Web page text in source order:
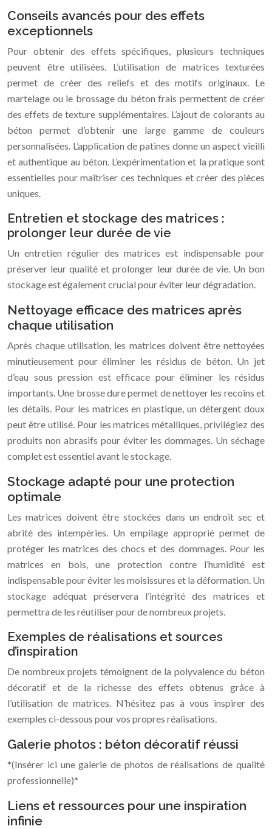
Conseils avancés pour des effets
exceptionnels
Pour obtenir des effets spécifiques, plusieurs techniques
peuvent être utilisées. L’utilisation de matrices texturées
permet de créer des reliefs et des motifs originaux. Le
martelage ou le brossage du béton frais permettent de créer
des effets de texture supplémentaires. L’ajout de colorants au
béton permet d’obtenir une large gamme de couleurs
personnalisées. L’application de patines donne un aspect vieilli
et authentique au béton. L’expérimentation et la pratique sont
essentielles pour maîtriser ces techniques et créer des pièces
uniques.
Entretien et stockage des matrices :
prolonger leur durée de vie
Un entretien régulier des matrices est indispensable pour
préserver leur qualité et prolonger leur durée de vie. Un bon
stockage est également crucial pour éviter leur dégradation.
Nettoyage efficace des matrices après
chaque utilisation
Après chaque utilisation, les matrices doivent être nettoyées
minutieusement pour éliminer les résidus de béton. Un jet
d’eau sous pression est efficace pour éliminer les résidus
importants. Une brosse dure permet de nettoyer les recoins et
les détails. Pour les matrices en plastique, un détergent doux
peut être utilisé. Pour les matrices métalliques, privilégiez des
produits non abrasifs pour éviter les dommages. Un séchage
complet est essentiel avant le stockage.
Stockage adapté pour une protection
optimale
Les matrices doivent être stockées dans un endroit sec et
abrité des intempéries. Un empilage approprié permet de
protéger les matrices des chocs et des dommages. Pour les
matrices en bois, une protection contre l’humidité est
indispensable pour éviter les moisissures et la déformation. Un
stockage adéquat préservera l’intégrité des matrices et
permettra de les réutiliser pour de nombreux projets.
Exemples de réalisations et sources
d’inspiration
De nombreux projets témoignent de la polyvalence du béton
décoratif et de la richesse des effets obtenus grâce à
l’utilisation de matrices. N’hésitez pas à vous inspirer des
exemples ci-dessous pour vos propres réalisations.
Galerie photos : béton décoratif réussi
*(Insérer ici une galerie de photos de réalisations de qualité
professionnelle)*
Liens et ressources pour une inspiration
infinie